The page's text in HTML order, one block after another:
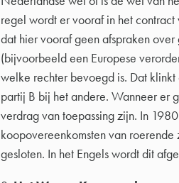
regel wordt er vooraf in het
dat hier vooraf geen afspraken
(bijvoorbeeld een Europese
welke rechter bevoegd is. Dat
partij B bij het andere. Wanneer er
verdrag van toepassing zijn. In
koopovereenkomsten van
gesloten. In het Engels wordt dit